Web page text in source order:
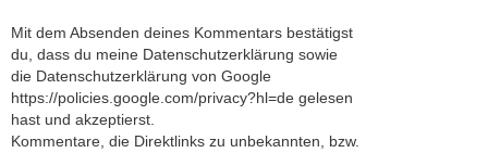
Mit dem Absenden deines Kommentars bestätigst
du, dass du meine Datenschutzerklärung sowie
die Datenschutzerklärung von Google
https://policies.google.com/privacy?hl=de gelesen
hast und akzeptierst.
Kommentare, die Direktlinks zu unbekannten, bzw.